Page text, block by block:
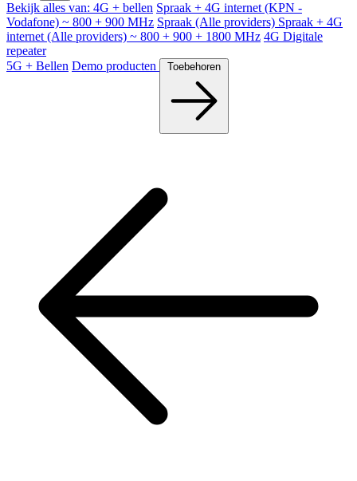
Bekijk alles van: 4G + bellen Spraak + 4G internet (KPN -
Vodafone) ~ 800 + 900 MHz Spraak (Alle providers) Spraak + 4G
internet (Alle providers) ~ 800 + 900 + 1800 MHz 4G Digitale
repeater
5G + Bellen Demo producten Toebehoren